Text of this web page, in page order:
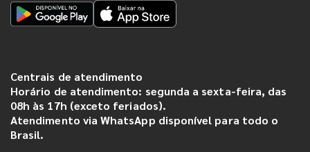
Centrais de atendimento
Horário de atendimento: segunda a sexta-feira, das
08h às 17h (exceto feriados).
Atendimento via WhatsApp disponível para todo o
Brasil.